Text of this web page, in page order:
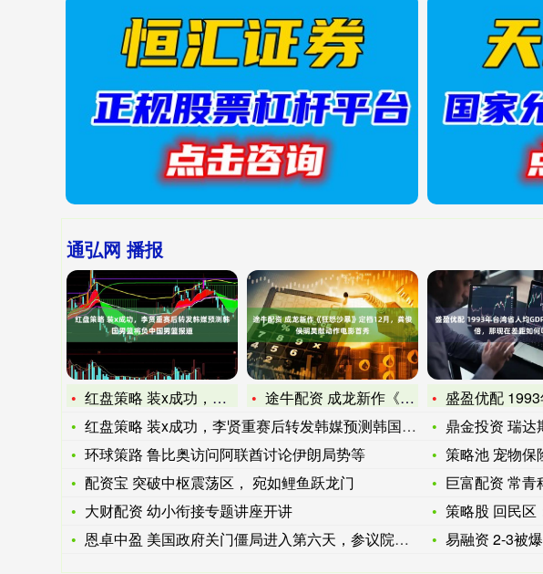
通弘网 播报
红盘策略 装x成功，李贤重赛后转发韩媒预测韩国男篮将负中国男
途牛配资 成龙新作《狂怒沙暴》定档12月，龚俊侯明昊献动作电
红盘策略 装x成功，李贤重赛后转发韩媒预测韩国男篮将负中国男
环球策路 鲁比奥访问阿联酋讨论伊朗局势等
配资宝 突破中枢震荡区， 宛如鲤鱼跃龙门
大财配资 幼小衔接专题讲座开讲
恩卓中盈 美国政府关门僵局进入第六天，参议院将就拨款法案再次
盛盈优配 1993年台湾省人均GDP，远
鼎金投资 瑞达
策略池 宠物保
巨富配资 常青科
策略股 回民区
易融资 2-3被爆